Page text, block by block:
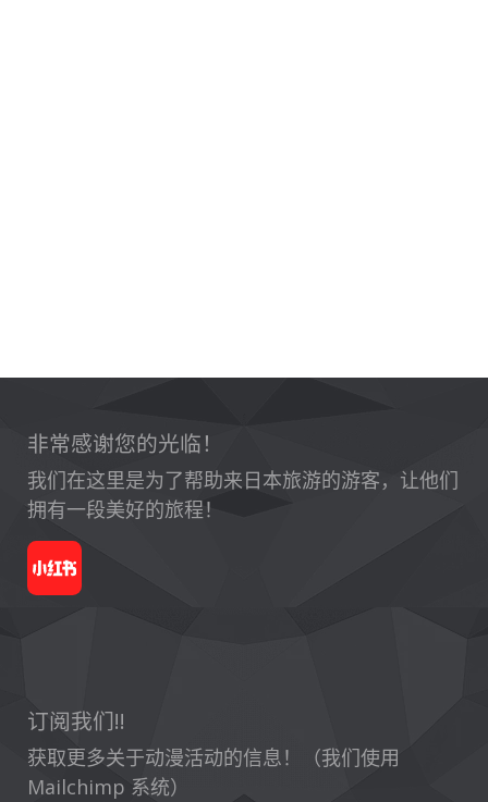
非常感谢您的光临！
我们在这里是为了帮助来日本旅游的游客，让他们
拥有一段美好的旅程！
订阅我们!!
获取更多关于动漫活动的信息！（我们使用
Mailchimp 系统）